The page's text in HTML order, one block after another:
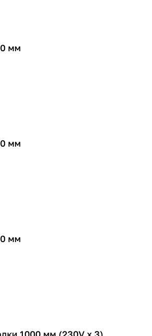
мм
мм
мм